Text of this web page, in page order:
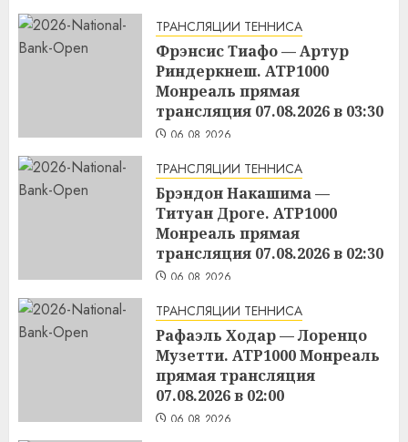
ТРАНСЛЯЦИИ ТЕННИСА
Фрэнсис Тиафо — Артур
Риндеркнеш. ATP1000
Монреаль прямая
трансляция 07.08.2026 в 03:30
06.08.2026
ТРАНСЛЯЦИИ ТЕННИСА
Брэндон Накашима —
Титуан Дроге. ATP1000
Монреаль прямая
трансляция 07.08.2026 в 02:30
06.08.2026
ТРАНСЛЯЦИИ ТЕННИСА
Рафаэль Ходар — Лоренцо
Музетти. ATP1000 Монреаль
прямая трансляция
07.08.2026 в 02:00
06.08.2026